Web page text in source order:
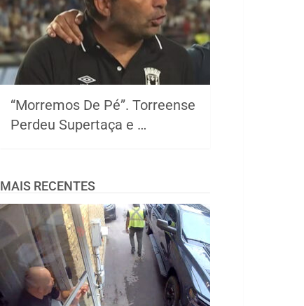
“Morremos De Pé”. Torreense
Perdeu Supertaça e …
MAIS RECENTES